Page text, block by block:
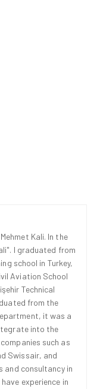
Kali. In the
I graduated from
school in Turkey,
Aviation School
Technical
from the
it was a
into the
such as
Swissair, and
and consultancy in
experience in